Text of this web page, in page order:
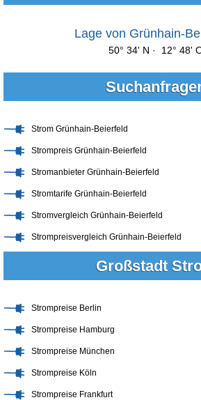
Lage von Grünhain-
50° 34' N · 12° 48'
Strom Grünhain-Beierfeld
Strompreis Grünhain-Beierfeld
Stromanbieter Grünhain-Beierfeld
Stromtarife Grünhain-Beierfeld
Stromvergleich Grünhain-Beierfeld
Strompreisvergleich Grünhain-Beierfeld
Großstadt
Strompreise Berlin
Strompreise Hamburg
Strompreise München
Strompreise Köln
Strompreise Frankfurt